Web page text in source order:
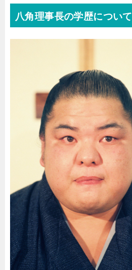
八角理事長の学歴について